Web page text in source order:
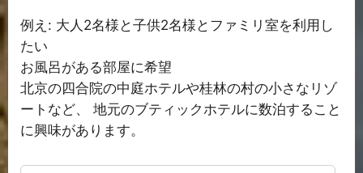
例え: 大人2名様と子供2名様とファミリ室を利用し
たい
お風呂がある部屋に希望
北京の四合院の中庭ホテルや桂林の村の小さなリゾ
ートなど、 地元のブティックホテルに数泊すること
に興味があります。